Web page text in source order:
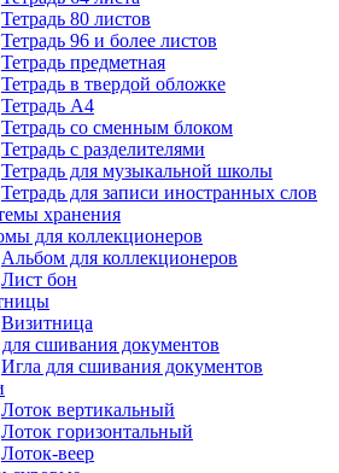
Тетрадь 80 листов
Тетрадь 96 и более листов
Тетрадь предметная
Тетрадь в твердой обложке
Тетрадь А4
Тетрадь со сменным блоком
Тетрадь с разделителями
Тетрадь для музыкальной школы
Тетрадь для записи иностранных слов
хранения
для коллекционеров
Альбом для коллекционеров
Лист бон
Визитница
сшивания документов
Игла для сшивания документов
Лоток вертикальный
Лоток горизонтальный
Лоток-веер